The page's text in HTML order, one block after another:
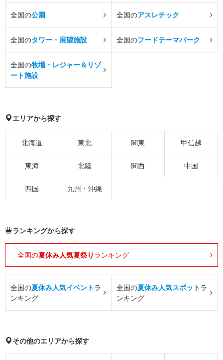
全国の公園 全国のアスレチック
全国のタワー・展望施設 全国のフードテーマパーク
全国の牧場・レジャー＆リゾ
ート施設
エリアから探す
北海道 東北 関東 甲信越
東海 北陸 関西 中国
四国 九州・沖縄
ランキングから探す
全国の夏休み人気夏祭り ランキング
全国の夏休み人気イベントラ
ンキング
全国の夏休み人気スポットラ
ンキング
その他のエリアから探す